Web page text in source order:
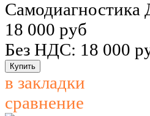
Самодиагностика
18 000 руб
Без НДС: 18 000
в закладки
сравнение